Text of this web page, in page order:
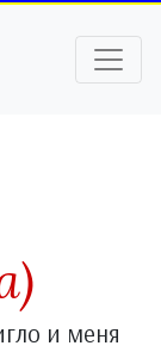
и меня